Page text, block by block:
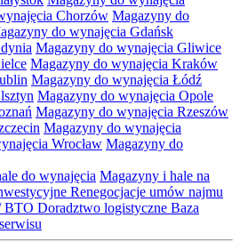
Chorzów Magazyny do
do wynajęcia Gdańsk
Magazyny do wynajęcia Gliwice
Magazyny do wynajęcia Kraków
Magazyny do wynajęcia Łódź
Magazyny do wynajęcia Opole
Magazyny do wynajęcia Rzeszów
Magazyny do wynajęcia
Wrocław Magazyny do
do wynajęcia Magazyny i hale na
Renegocjacje umów najmu
BTO Doradztwo logistyczne Baza